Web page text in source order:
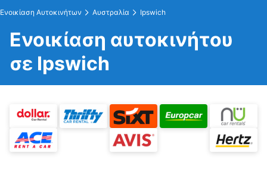
Ενοικίαση Αυτοκινήτων Αυστραλία Ipswich
Ενοικίαση αυτοκινήτου
σε Ipswich